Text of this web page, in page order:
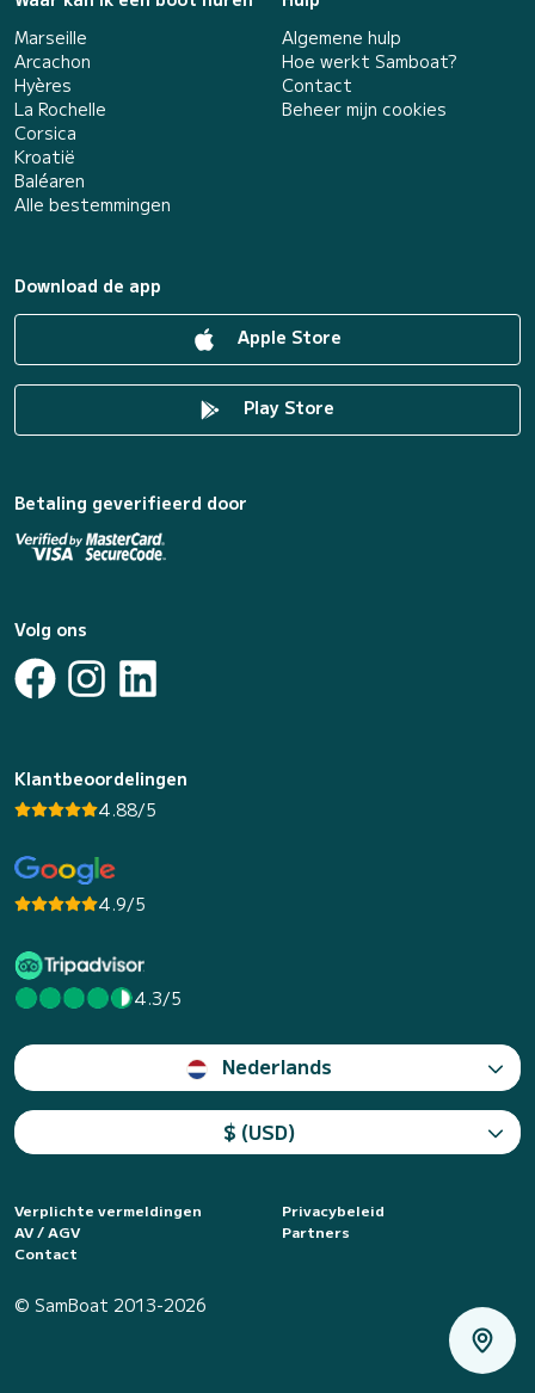
Marseille
Arcachon
Hyères
La Rochelle
Corsica
Kroatië
Baléaren
Alle bestemmingen
Algemene hulp
Hoe werkt Samboat?
Contact
Beheer mijn cookies
Download de app
Apple Store
Play Store
Betaling geverifieerd door
Volg ons
Klantbeoordelingen
4.88/5
4.9/5
4.3/5
Nederlands
$ (USD)
Verplichte vermeldingen
Privacybeleid
AV / AGV
Partners
Contact
© SamBoat 2013-2026